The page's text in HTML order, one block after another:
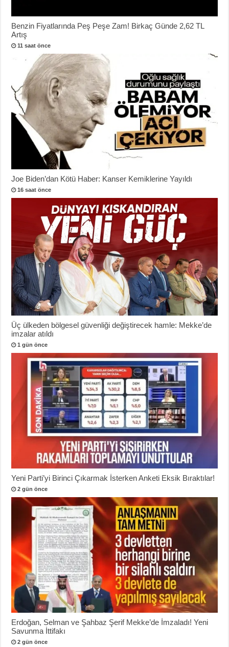
Benzin Fiyatlarında Peş Peşe Zam! Birkaç Günde 2,62 TL
Artış
11 saat önce
Joe Biden’dan Kötü Haber: Kanser Kemiklerine Yayıldı
16 saat önce
Üç ülkeden bölgesel güvenliği değiştirecek hamle: Mekke’de
imzalar atıldı
1 gün önce
Yeni Parti’yi Birinci Çıkarmak İsterken Anketi Eksik Bıraktılar!
2 gün önce
Erdoğan, Selman ve Şahbaz Şerif Mekke’de İmzaladı! Yeni
Savunma İttifakı
2 gün önce